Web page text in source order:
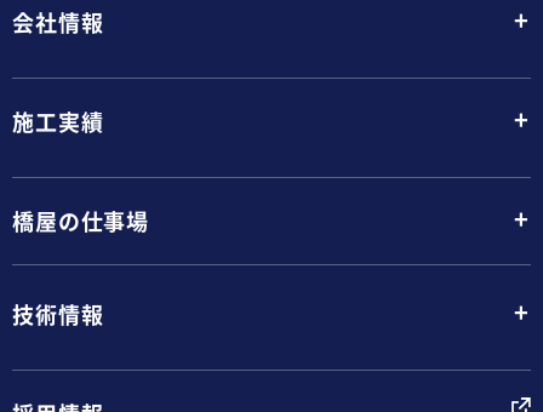
会社情報 +
施工実績 +
橋屋の仕事場 +
技術情報 +